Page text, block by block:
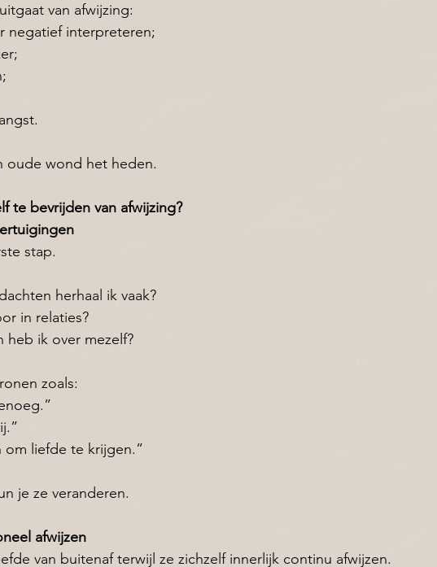
van afwijzing:
negatief interpreteren;
oude wond het heden.
te bevrijden van afwijzing?
stap.
herhaal ik vaak?
in relaties?
heb ik over mezelf?
zoals:
om liefde te krijgen.”
je ze veranderen.
afwijzen
van buitenaf terwijl ze zichzelf innerlijk continu afwijzen.